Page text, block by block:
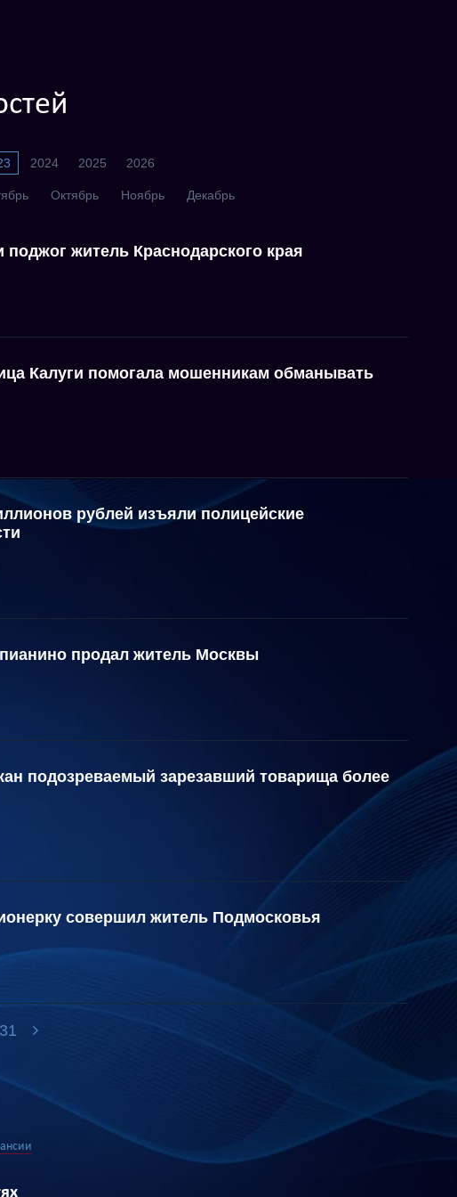
2024 2025 2026
Октябрь Ноябрь Декабрь
житель Краснодарского края
Калуги помогала мошенникам обманывать
рублей изъяли полицейские
продал житель Москвы
подозреваемый зарезавший товарища более
совершил житель Подмосковья
31